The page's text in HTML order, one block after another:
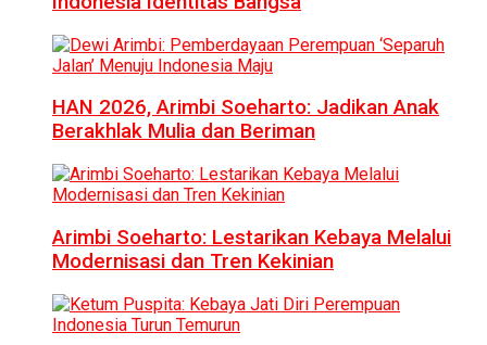
HAN 2026, Arimbi Soeharto: Jadikan Anak
Berakhlak Mulia dan Beriman
Arimbi Soeharto: Lestarikan Kebaya Melalui
Modernisasi dan Tren Kekinian